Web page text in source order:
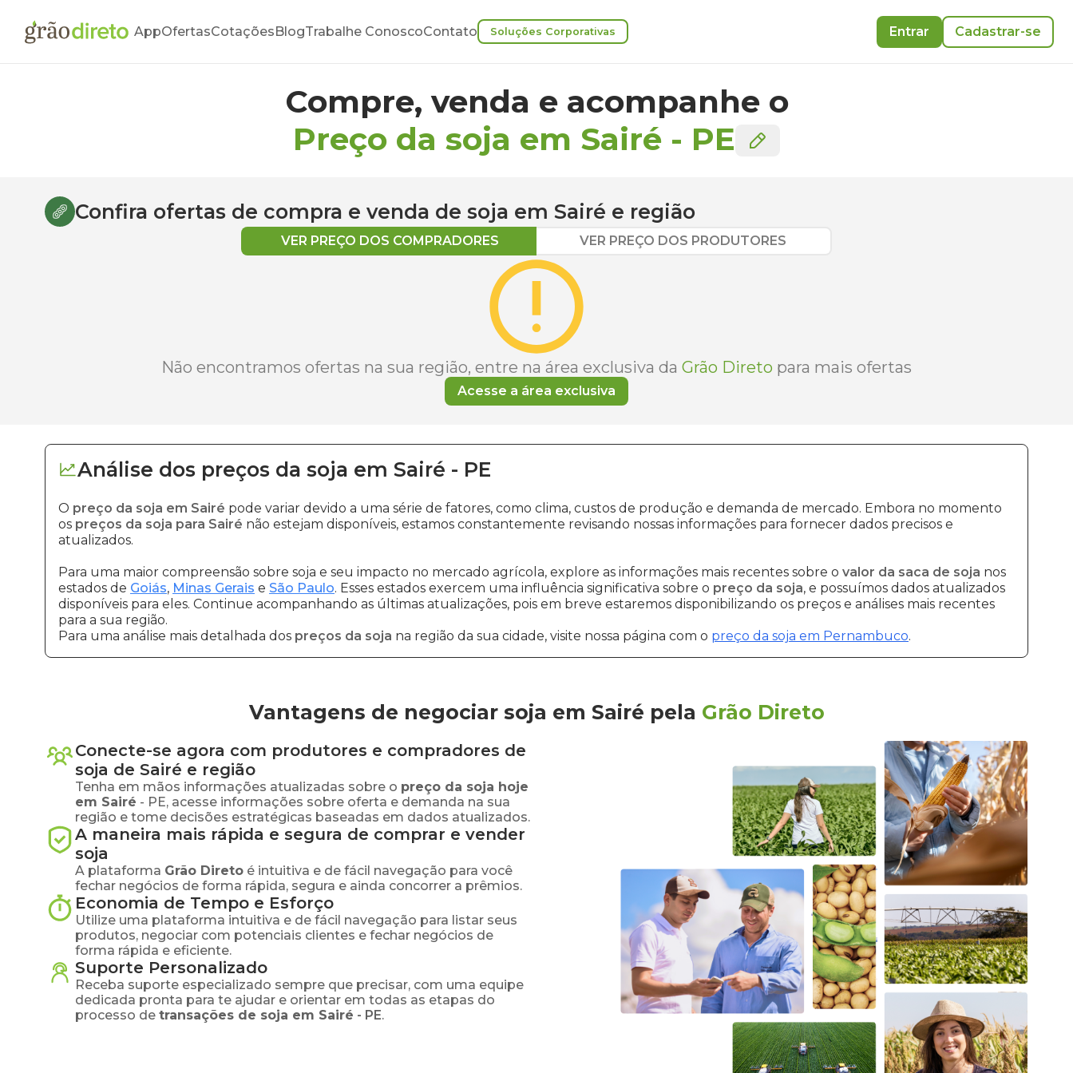
AppOfertasCotaçõesBlogTrabalhe ConoscoContato Soluções Corporativas Entrar Cadastrar-se
Compre, venda e acompanhe o
Preço da soja em Sairé - PE
Confira ofertas de compra e venda de soja em Sairé e região
VER PREÇO DOS COMPRADORES VER PREÇO DOS PRODUTORES
Não encontramos ofertas na sua região, entre na área exclusiva da Grão Direto para mais ofertas
Acesse a área exclusiva
Análise dos preços da soja em Sairé - PE
O preço da soja em Sairé pode variar devido a uma série de fatores, como clima, custos de produção e demanda de mercado. Embora no momento
os preços da soja para Sairé não estejam disponíveis, estamos constantemente revisando nossas informações para fornecer dados precisos e
atualizados.
Para uma maior compreensão sobre soja e seu impacto no mercado agrícola, explore as informações mais recentes sobre o valor da saca de soja nos
estados de Goiás, Minas Gerais e São Paulo. Esses estados exercem uma influência significativa sobre o preço da soja, e possuímos dados atualizados
disponíveis para eles. Continue acompanhando as últimas atualizações, pois em breve estaremos disponibilizando os preços e análises mais recentes
para a sua região.
Para uma análise mais detalhada dos preços da soja na região da sua cidade, visite nossa página com o preço da soja em Pernambuco.
Vantagens de negociar soja em Sairé pela Grão Direto
Conecte-se agora com produtores e compradores de
soja de Sairé e região
Tenha em mãos informações atualizadas sobre o preço da soja hoje
em Sairé - PE, acesse informações sobre oferta e demanda na sua
região e tome decisões estratégicas baseadas em dados atualizados.
A maneira mais rápida e segura de comprar e vender
soja
A plataforma Grão Direto é intuitiva e de fácil navegação para você
fechar negócios de forma rápida, segura e ainda concorrer a prêmios.
Economia de Tempo e Esforço
Utilize uma plataforma intuitiva e de fácil navegação para listar seus
produtos, negociar com potenciais clientes e fechar negócios de
forma rápida e eficiente.
Suporte Personalizado
Receba suporte especializado sempre que precisar, com uma equipe
dedicada pronta para te ajudar e orientar em todas as etapas do
processo de transações de soja em Sairé - PE.